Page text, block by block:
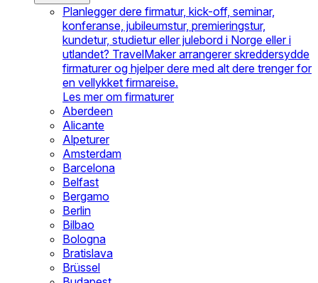
Planlegger dere firmatur, kick-off, seminar,
konferanse, jubileumstur, premieringstur,
kundetur, studietur eller julebord i Norge eller i
utlandet? TravelMaker arrangerer skreddersydde
firmaturer og hjelper dere med alt dere trenger for
en vellykket firmareise.
Les mer om firmaturer
Aberdeen
Alicante
Alpeturer
Amsterdam
Barcelona
Belfast
Bergamo
Berlin
Bilbao
Bologna
Bratislava
Brüssel